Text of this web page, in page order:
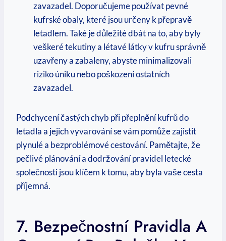
zavazadel. Doporučujeme používat pevné
kufrské obaly, které jsou určeny k přepravě
letadlem. Také je důležité dbát na to, aby byly
veškeré tekutiny a létavé látky v kufru správně
uzavřeny a zabaleny, abyste minimalizovali
riziko úniku nebo poškození ostatních
zavazadel.
Podchycení častých chyb při přeplnění kufrů do
letadla a jejich vyvarování se vám pomůže zajistit
plynulé a bezproblémové cestování. Pamětajte, že
pečlivé plánování a dodržování pravidel letecké
společnosti jsou klíčem k tomu, aby byla vaše cesta
příjemná.
7. Bezpečnostní Pravidla A